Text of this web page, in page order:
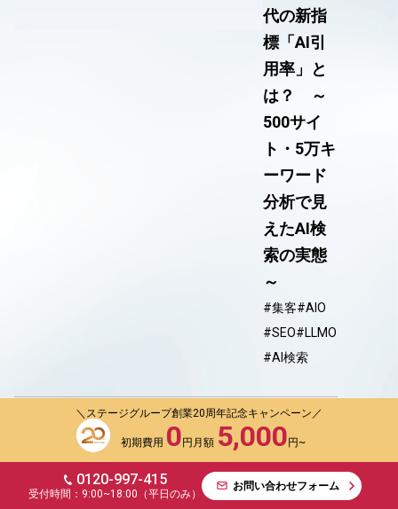
代の新指
標「AI引
用率」と
は？ ～
500サイ
ト・5万キ
ーワード
分析で見
えたAI検
索の実態
～
#集客#AIO
#SEO#LLMO
#AI検索
2026年03月11日
／
＼ステージグループ創業20周年記念キャンペーン／
初期費用 0 円 月額 5,000 円~
0120-997-415
受付時間：9:00~18:00（平日のみ）
お問い合わせフォーム